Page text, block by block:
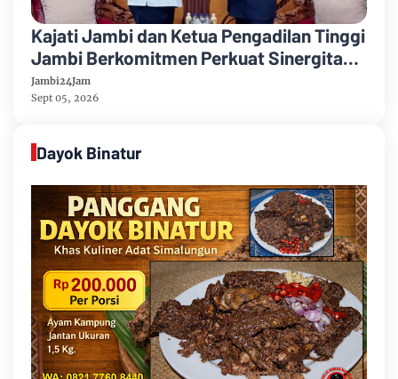
Kajati Jambi dan Ketua Pengadilan Tinggi
Jambi Berkomitmen Perkuat Sinergitas
Penegakan Hukum
Jambi24Jam
Sept 05, 2026
Dayok Binatur